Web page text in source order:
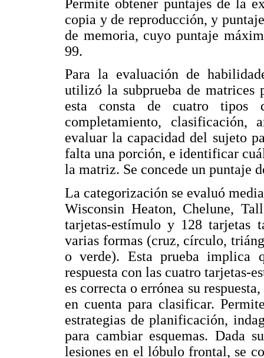
Permite obtener puntajes de la
copia y de reproducción, y
de memoria, cuyo puntaje
99.
Para la evaluación de
utilizó la subprueba de matrices
esta consta de cuatro tipos
completamiento, clasificación,
evaluar la capacidad del sujeto
falta una porción, e identificar
la matriz. Se concede un puntaje
La categorización se evaluó
Wisconsin Heaton, Chelune,
tarjetas-estímulo y 128 tarjetas
varias formas (cruz, círculo,
o verde). Esta prueba implica
respuesta con las cuatro tarjetas-
es correcta o errónea su
en cuenta para clasificar.
estrategias de planificación,
para cambiar esquemas. Dada
lesiones en el lóbulo frontal, se